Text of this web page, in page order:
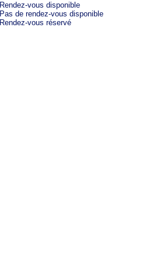
Rendez-vous disponible
Pas de rendez-vous disponible
Rendez-vous réservé